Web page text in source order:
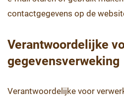
contactgegevens op de
Verantwoordelijke
gegevensverweking
Verantwoordelijke voor